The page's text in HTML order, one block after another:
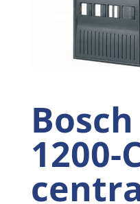
Bosch
1200-